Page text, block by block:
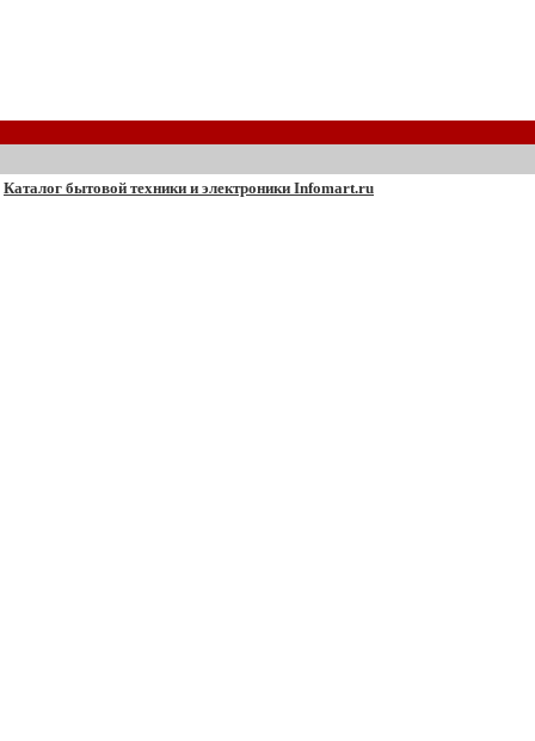
Каталог бытовой техники и электроники Infomart.ru